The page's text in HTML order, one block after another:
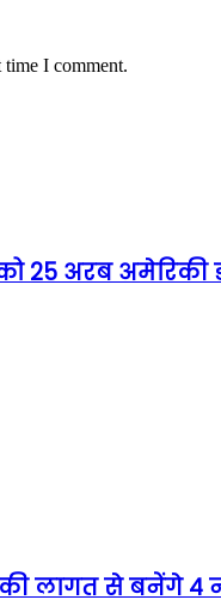
time I comment.
25 अरब अमेरिकी
की लागत से बनेंगे 4